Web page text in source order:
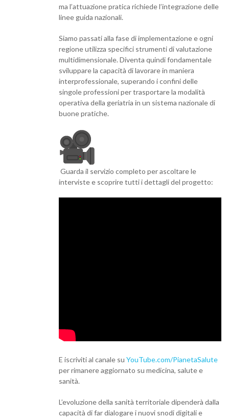
ma l’attuazione pratica richiede l’integrazione delle
linee guida nazionali.
Siamo passati alla fase di implementazione e ogni
regione utilizza specifici strumenti di valutazione
multidimensionale. Diventa quindi fondamentale
sviluppare la capacità di lavorare in maniera
interprofessionale, superando i confini delle
singole professioni per trasportare la modalità
operativa della geriatria in un sistema nazionale di
buone pratiche.
Guarda il servizio completo per ascoltare le
interviste e scoprire tutti i dettagli del progetto:
E iscriviti al canale su YouTube.com/PianetaSalute
per rimanere aggiornato su medicina, salute e
sanità.
L’evoluzione della sanità territoriale dipenderà dalla
capacità di far dialogare i nuovi snodi digitali e